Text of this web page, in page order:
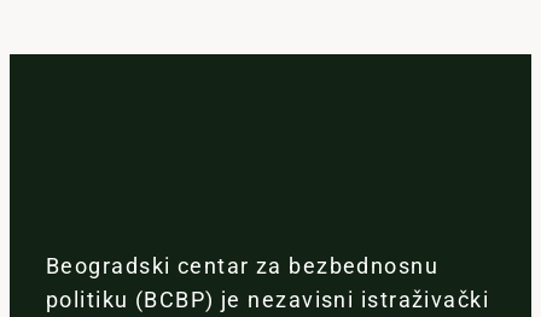
Beogradski centar za bezbednosnu
politiku (BCBP) je nezavisni istraživački